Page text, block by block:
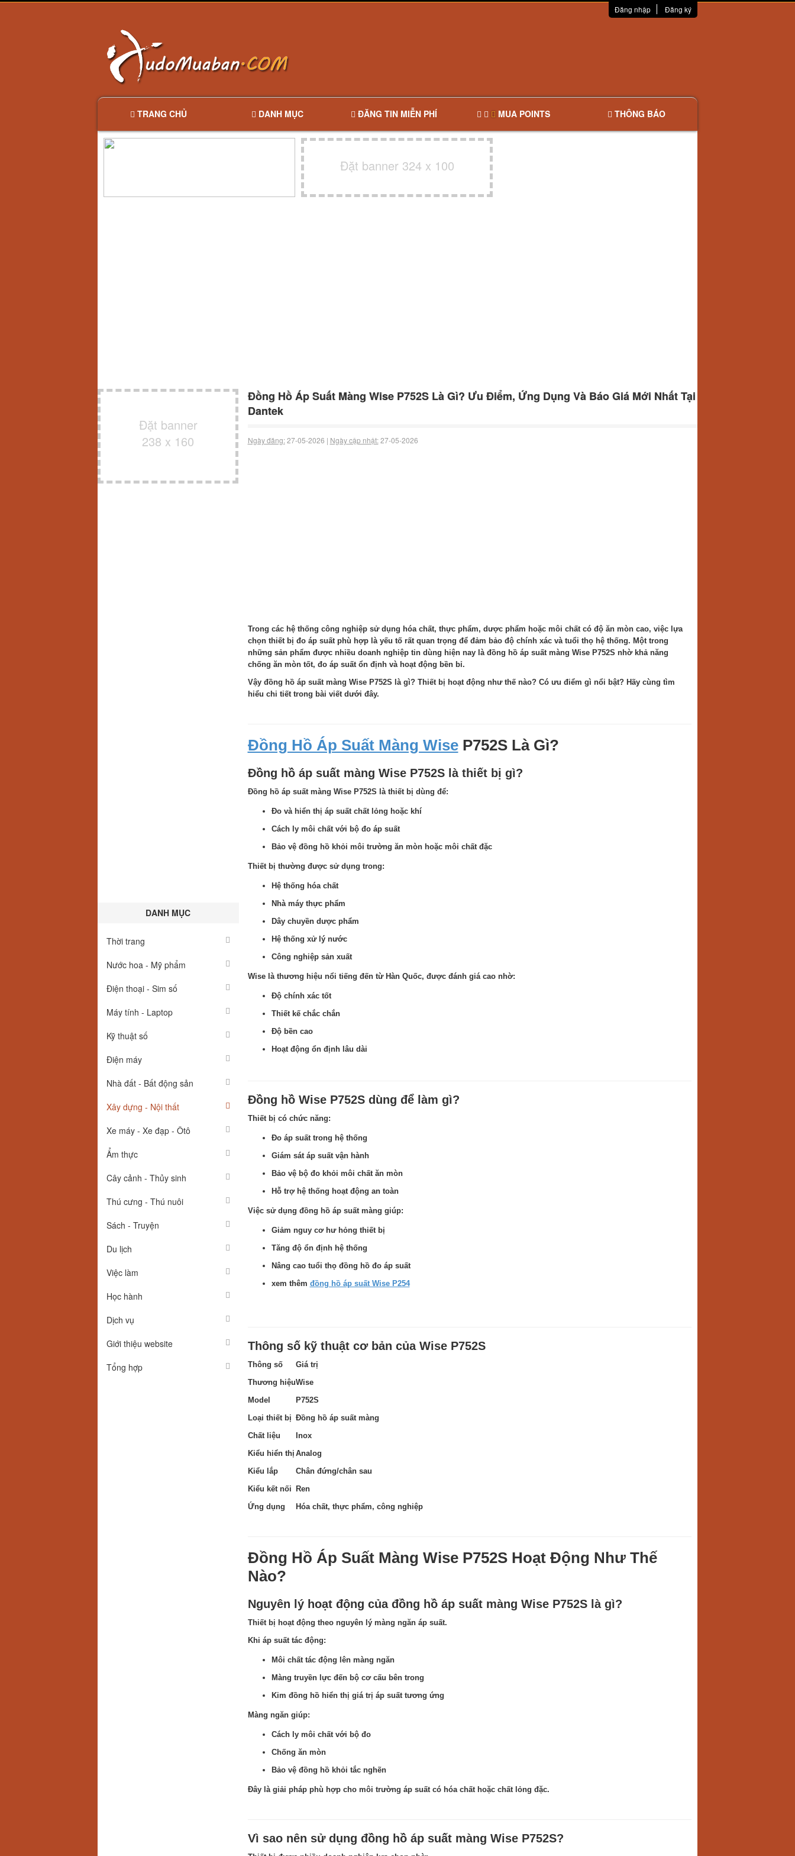
Đăng nhập Đăng ký
TRANG CHỦ DANH MỤC ĐĂNG TIN MIỄN PHÍ MUA POINTS THÔNG BÁO
Đặt banner 324 x 100
Đặt banner
238 x 160
DANH MỤC
Thời trang
Nước hoa - Mỹ phẩm
Điện thoại - Sim số
Máy tính - Laptop
Kỹ thuật số
Điện máy
Nhà đất - Bất động sản
Xây dựng - Nội thất
Xe máy - Xe đạp - Ôtô
Ẩm thực
Cây cảnh - Thủy sinh
Thú cưng - Thú nuôi
Sách - Truyện
Du lịch
Việc làm
Học hành
Dịch vụ
Giới thiệu website
Tổng hợp
Đồng Hồ Áp Suất Màng Wise P752S Là Gì? Ưu Điểm, Ứng Dụng Và Báo Giá Mới Nhất Tại
Dantek
Ngày đăng:27-05-2026 | Ngày cập nhật:27-05-2026
Trong các hệ thống công nghiệp sử dụng hóa chất, thực phẩm, dược phẩm hoặc môi chất có độ ăn mòn cao, việc lựa
chọn thiết bị đo áp suất phù hợp là yếu tố rất quan trọng để đảm bảo độ chính xác và tuổi thọ hệ thống. Một trong
những sản phẩm được nhiều doanh nghiệp tin dùng hiện nay là đồng hồ áp suất màng Wise P752S nhờ khả năng
chống ăn mòn tốt, đo áp suất ổn định và hoạt động bền bỉ.
Vậy đồng hồ áp suất màng Wise P752S là gì? Thiết bị hoạt động như thế nào? Có ưu điểm gì nổi bật? Hãy cùng tìm
hiểu chi tiết trong bài viết dưới đây.
Đồng Hồ Áp Suất Màng WiseP752S Là Gì?
Đồng hồ áp suất màng Wise P752S là thiết bị gì?
Đồng hồ áp suất màng Wise P752S là thiết bị dùng để:
Đo và hiển thị áp suất chất lỏng hoặc khí
Cách ly môi chất với bộ đo áp suất
Bảo vệ đồng hồ khỏi môi trường ăn mòn hoặc môi chất đặc
Thiết bị thường được sử dụng trong:
Hệ thống hóa chất
Nhà máy thực phẩm
Dây chuyền dược phẩm
Hệ thống xử lý nước
Công nghiệp sản xuất
Wise là thương hiệu nổi tiếng đến từ Hàn Quốc, được đánh giá cao nhờ:
Độ chính xác tốt
Thiết kế chắc chắn
Độ bền cao
Hoạt động ổn định lâu dài
Đồng hồ Wise P752S dùng để làm gì?
Thiết bị có chức năng:
Đo áp suất trong hệ thống
Giám sát áp suất vận hành
Bảo vệ bộ đo khỏi môi chất ăn mòn
Hỗ trợ hệ thống hoạt động an toàn
Việc sử dụng đồng hồ áp suất màng giúp:
Giảm nguy cơ hư hỏng thiết bị
Tăng độ ổn định hệ thống
Nâng cao tuổi thọ đồng hồ đo áp suất
xem thêm đồng hồ áp suất Wise P254
Thông số kỹ thuật cơ bản của Wise P752S
Thông số
Giá trị
Thương hiệuWise
Model
P752S
Loại thiết bị Đồng hồ áp suất màng
Chất liệu
Inox
Kiểu hiển thị Analog
Kiểu lắp
Chân đứng/chân sau
Kiểu kết nối
Ren
Ứng dụng
Hóa chất, thực phẩm, công nghiệp
Đồng Hồ Áp Suất Màng Wise P752S Hoạt Động Như Thế
Nào?
Nguyên lý hoạt động của đồng hồ áp suất màng Wise P752S là gì?
Thiết bị hoạt động theo nguyên lý màng ngăn áp suất.
Khi áp suất tác động:
Môi chất tác động lên màng ngăn
Màng truyền lực đến bộ cơ cấu bên trong
Kim đồng hồ hiển thị giá trị áp suất tương ứng
Màng ngăn giúp:
Cách ly môi chất với bộ đo
Chống ăn mòn
Bảo vệ đồng hồ khỏi tắc nghẽn
Đây là giải pháp phù hợp cho môi trường áp suất có hóa chất hoặc chất lỏng đặc.
Vì sao nên sử dụng đồng hồ áp suất màng Wise P752S?